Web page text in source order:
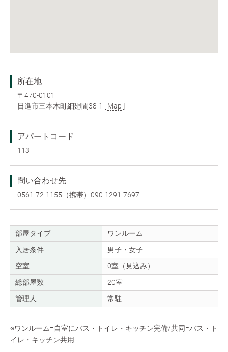
所在地
〒470-0101
日進市三本木町細廻間38-1 [Map ]
アパートコード
113
問い合わせ先
0561-72-1155（携帯）090-1291-7697
部屋タイプ
ワンルーム
入居条件
男子・女子
空室
0室（見込み）
総部屋数
20室
管理人
常駐
※ワンルーム=自室にバス・トイレ・キッチン完備/共同=バス・ト
イレ・キッチン共用